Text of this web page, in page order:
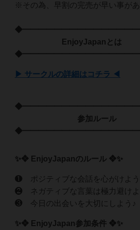
※その為、早割の完売が早い事が
EnjoyJapanとは
▶ サークルの詳細はコチラ ◀
参加ルール
✨❖ EnjoyJapanのルール ❖✨
❶ ポジティブな会話を心がけよう
❷ ネガティブな言葉は極力避けよ
❸ 今日の出会いを大切にしよう♪
✨❖ EnjoyJapan参加条件 ❖✨